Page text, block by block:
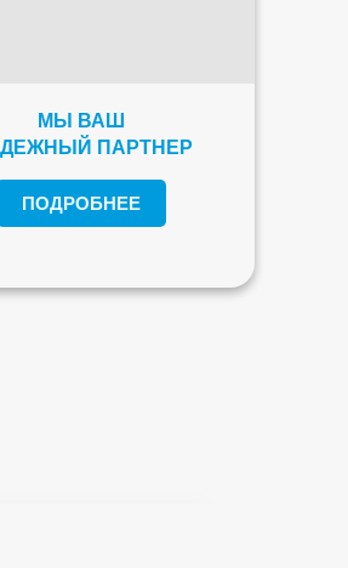
МЫ ВАШ
ПАРТНЕР
ПОДРОБНЕЕ